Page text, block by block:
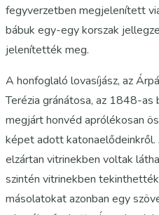
fegyverzetben megjelenített
bábuk egy-egy korszak
jelenítették meg.
A honfoglaló lovasíjász, az
Terézia gránátosa, az 1848-as
megjárt honvéd aprólékosan
képet adott
elzártan vitrinekben voltak
szintén vitrinekben
másolatokat azonban egy